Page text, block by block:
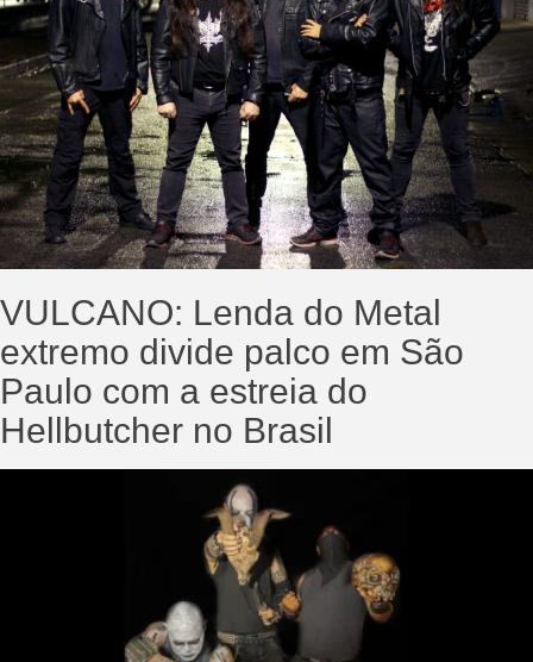
VULCANO: Lenda do Metal
extremo divide palco em São
Paulo com a estreia do
Hellbutcher no Brasil